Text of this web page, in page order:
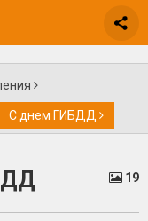
С днем ГИБДД
19